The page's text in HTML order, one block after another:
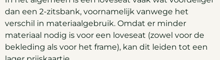
dan een 2-zitsbank, voornamelijk vanwege het
verschil in materiaalgebruik. Omdat er minder
materiaal nodig is voor een loveseat (zowel voor de
bekleding als voor het frame), kan dit leiden tot een